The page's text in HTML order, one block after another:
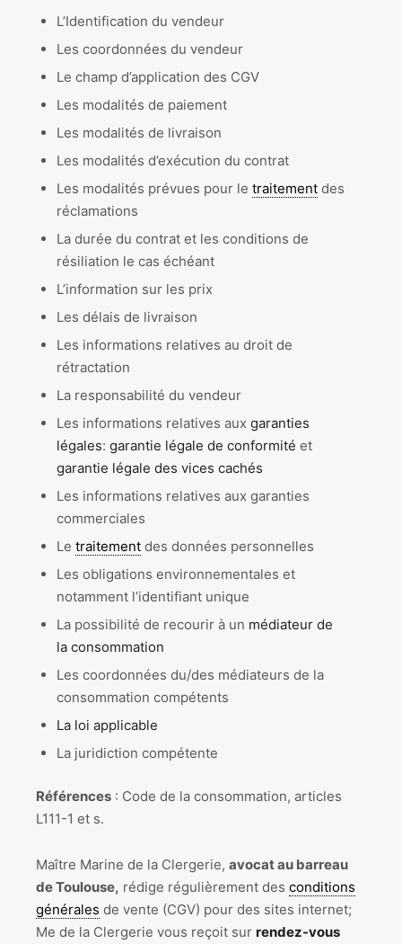
L’Identification du vendeur
Les coordonnées du vendeur
Le champ d’application des CGV
Les modalités de paiement
Les modalités de livraison
Les modalités d’exécution du contrat
Les modalités prévues pour le traitementdes
réclamations
La durée du contrat et les conditions de
résiliation le cas échéant
L’information sur les prix
Les délais de livraison
Les informations relatives au droit de
rétractation
La responsabilité du vendeur
Les informations relatives aux garanties
légales: garantie légale de conformité et
garantie légale des vices cachés
Les informations relatives aux garanties
commerciales
Le traitementdes données personnelles
Les obligations environnementales et
notamment l’identifiant unique
La possibilité de recourir à un médiateur de
la consommation
Les coordonnées du/des médiateurs de la
consommation compétents
La loi applicable
La juridiction compétente
Références : Code de la consommation, articles
L111-1 et s.
Maître Marine de la Clergerie, avocat au barreau
de Toulouse, rédige régulièrement des conditions
générales de vente (CGV) pour des sites internet;
Me de la Clergerie vous reçoit sur rendez-vous